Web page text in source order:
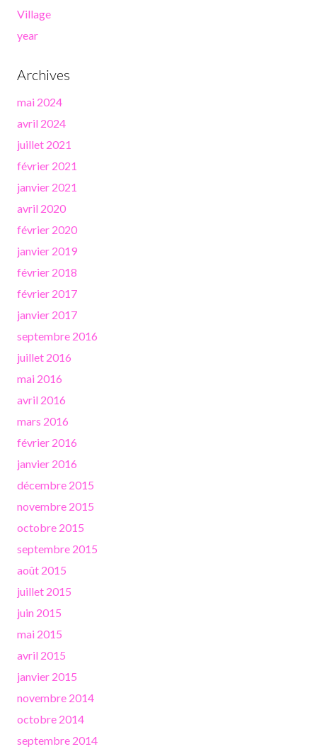
Village
year
Archives
mai 2024
avril 2024
juillet 2021
février 2021
janvier 2021
avril 2020
février 2020
janvier 2019
février 2018
février 2017
janvier 2017
septembre 2016
juillet 2016
mai 2016
avril 2016
mars 2016
février 2016
janvier 2016
décembre 2015
novembre 2015
octobre 2015
septembre 2015
août 2015
juillet 2015
juin 2015
mai 2015
avril 2015
janvier 2015
novembre 2014
octobre 2014
septembre 2014